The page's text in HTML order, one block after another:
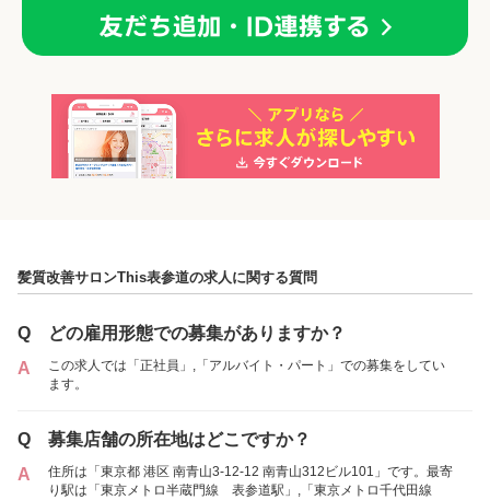
「正社員」を募集していた店舗
1件の店舗
髪質改善サロンThis表参道
「アルバイト・パート」を募集していた店舗
パート
髪質改善サロンThis表参道の求人に関する質問
Q
どの雇用形態での募集がありますか？
A
この求人では「正社員」,「アルバイト・パート」での募集をしてい
ます。
Q
募集店舗の所在地はどこですか？
A
住所は「東京都 港区 南青山3-12-12 南青山312ビル101」です。最寄
り駅は「東京メトロ半蔵門線 表参道駅」,「東京メトロ千代田線